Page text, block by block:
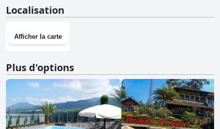
Localisation
Afficher la carte
Plus d'options